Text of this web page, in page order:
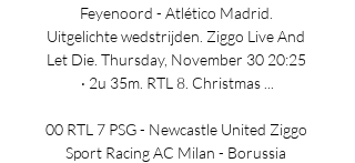
Feyenoord - Atlético Madrid.
Uitgelichte wedstrijden. Ziggo Live And
Let Die. Thursday, November 30 20:25
‧ 2u 35m. RTL 8. Christmas ...
00 RTL 7 PSG - Newcastle United Ziggo
Sport Racing AC Milan - Borussia